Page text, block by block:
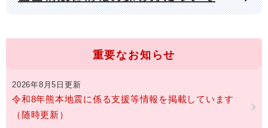
重要なお知らせ
2026年8月5日更新
令和8年熊本地震に係る支援等情報を掲載しています
（随時更新）